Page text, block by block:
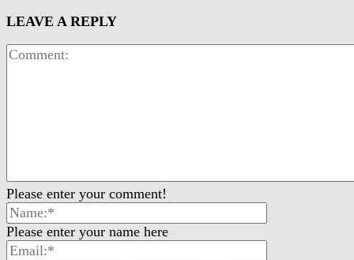
LEAVE A REPLY
Please enter your comment!
Please enter your name here